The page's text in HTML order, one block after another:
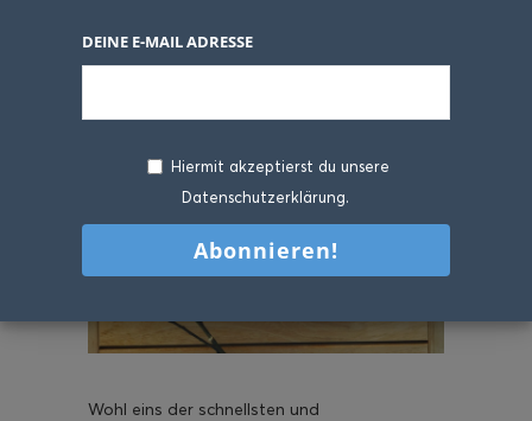
Wohl eins der schnellsten und
DEINE E-MAIL ADRESSE
Hiermit akzeptierst du unsere
Datenschutzerklärung.